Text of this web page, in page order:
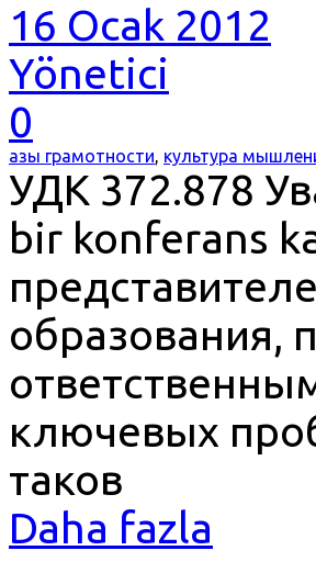
16 Ocak 2012
Yönetici
0
азы грамотности, культура
УДК 372.878
bir konferans
образования,
ключевых
таков
Daha fazla